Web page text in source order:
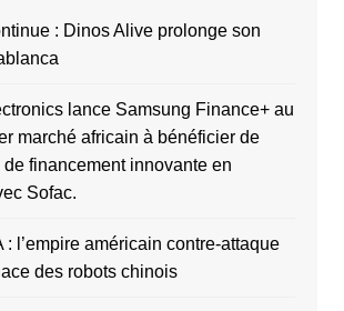
: Dinos Alive prolonge son
lance Samsung Finance+ au
marché africain à bénéficier de
financement innovante en
Sofac.
: l’empire américain contre-attaque
des robots chinois